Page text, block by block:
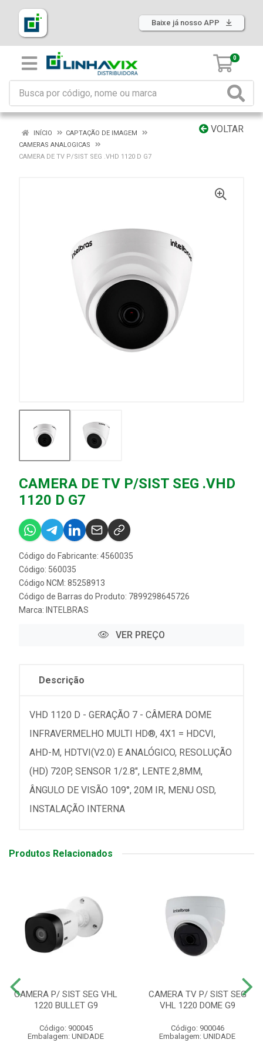
Baixe já nosso APP
0
VOLTAR
INÍCIO
CAPTAÇÃO DE IMAGEM
CAMERAS ANALOGICAS
CAMERA DE TV P/SIST SEG .VHD 1120 D G7
CAMERA DE TV P/SIST SEG .VHD
1120 D G7
Código do Fabricante: 4560035
Código: 560035
Código NCM: 85258913
Código de Barras do Produto: 7899298645726
Marca: INTELBRAS
VER PREÇO
Descrição
VHD 1120 D - GERAÇÃO 7 - CÂMERA DOME
INFRAVERMELHO MULTI HD®, 4X1 = HDCVI,
AHD-M, HDTVI(V2.0) E ANALÓGICO, RESOLUÇÃO
(HD) 720P, SENSOR 1/2.8", LENTE 2,8MM,
ÂNGULO DE VISÃO 109°, 20M IR, MENU OSD,
INSTALAÇÃO INTERNA
Produtos Relacionados
CAMERA P/ SIST SEG VHL
1220 BULLET G9
Código: 900045
Embalagem: UNIDADE
CAMERA TV P/ SIST SEG
VHL 1220 DOME G9
Código: 900046
Embalagem: UNIDADE